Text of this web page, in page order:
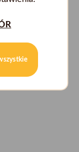
prywatności
alergenów